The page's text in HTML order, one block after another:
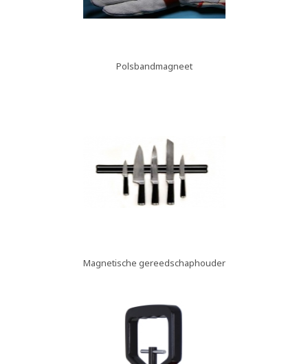
Polsbandmagneet
Magnetische gereedschaphouder